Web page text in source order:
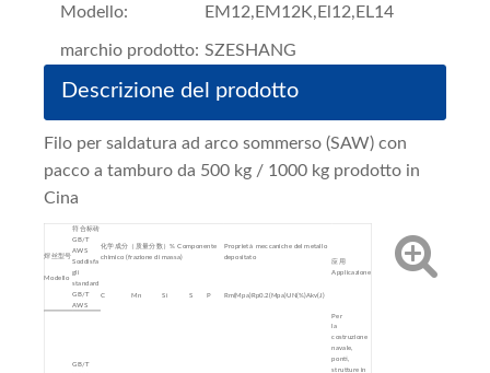
Modello: EM12,EM12K,El12,EL14
marchio prodotto: SZESHANG
Descrizione del prodotto
Filo per saldatura ad arco sommerso (SAW) con
pacco a tamburo da 500 kg / 1000 kg prodotto in
Cina
焊丝型号
Modello
符合标砖
GB/T
AWS
Soddisfa
gli
standard
GB/T
AWS
化学成分（质量分数）% Componente
chimico (frazione di massa)
Proprietà meccaniche del metallo
depositato
应用
Applicazione
C Mn Sì S P Rm(Mpa)Rp0.2(Mpa)UN(%)Akv(J)
GB/T
Per
la
costruzione
navale,
ponti,
strutture in